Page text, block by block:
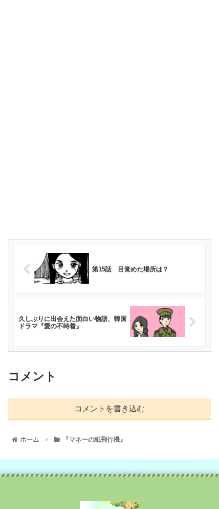
第15話 目覚めた場所は？
久しぶりに出会えた面白い物語、韓国
ドラマ『愛の不時着』
コメント
コメントを書き込む
ホーム 『マネーの紙飛行機』